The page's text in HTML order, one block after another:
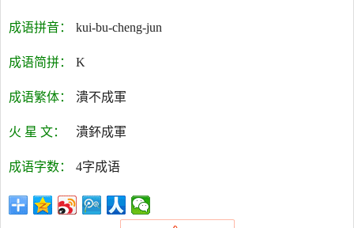
成语拼音： kui-bu-cheng-jun
成语简拼： K
成语繁体： 潰不成軍
火 星 文： 潰鈈成軍
成语字数： 4字成语